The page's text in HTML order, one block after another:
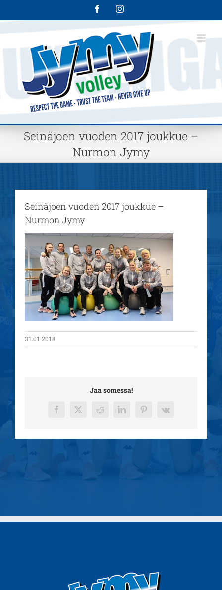
FacebookInstagram
Seinäjoen vuoden 2017 joukkue –
Nurmon Jymy
Seinäjoen vuoden 2017 joukkue –
Nurmon Jymy
31.01.2018
Jaa somessa!
Facebook
X RedditLinkedInPinterest
Vk